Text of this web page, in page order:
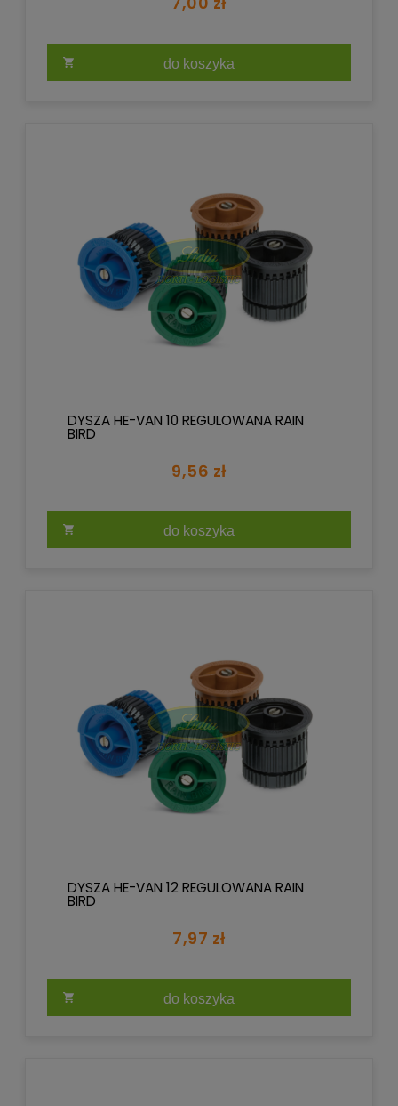
do koszyka
DYSZA HE-VAN 10 REGULOWANA RAIN
BIRD
9,56 zł
do koszyka
DYSZA HE-VAN 12 REGULOWANA RAIN
BIRD
7,97 zł
do koszyka